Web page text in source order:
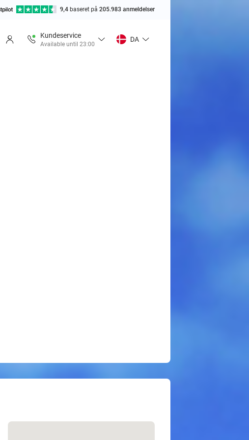
9,4 baseret på 205.983 anmeldelser
Kundeservice
Available until 23:00
DA